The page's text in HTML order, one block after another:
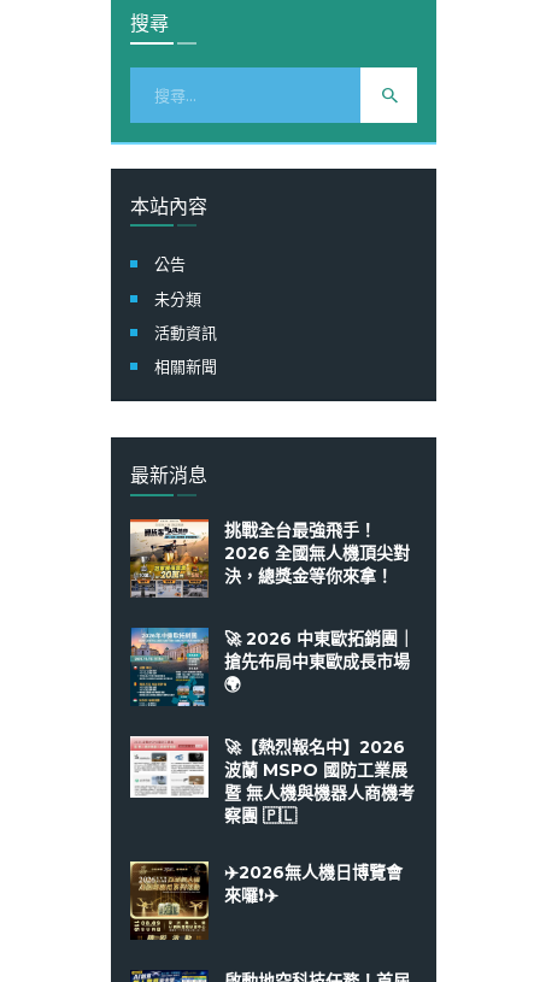
搜尋
關
鍵
字:
本站內容
公告
未分類
活動資訊
相關新聞
最新消息
挑戰全台最強飛手！
2026 全國無人機頂尖對
決，總獎金等你來拿！
🚀 2026 中東歐拓銷團｜
搶先布局中東歐成長市場
🌍
🚀【熱烈報名中】2026
波蘭 MSPO 國防工業展
暨 無人機與機器人商機考
察團 🇵🇱
✈️2026無人機日博覽會
來囉❗️✈️